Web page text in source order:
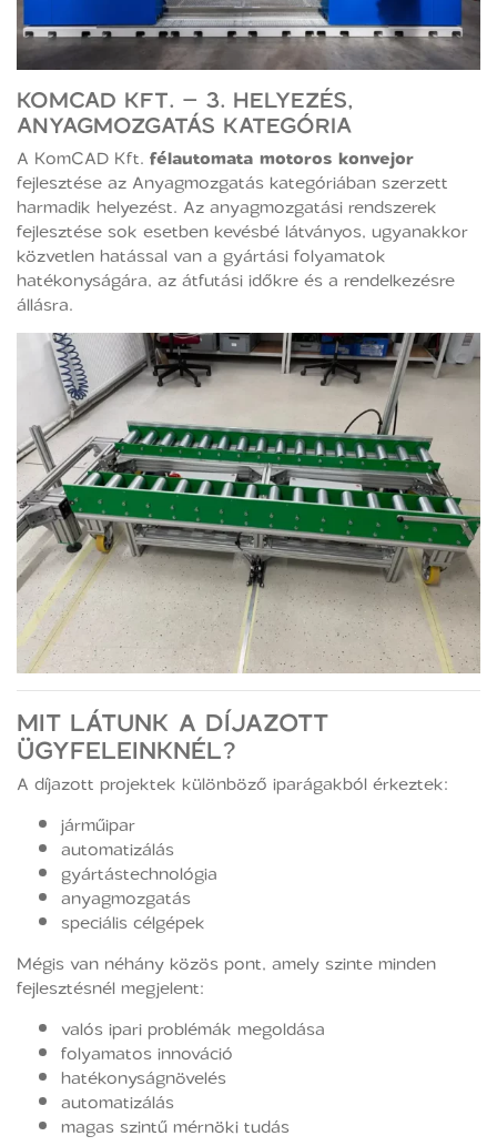
KOMCAD KFT. – 3. HELYEZÉS,
ANYAGMOZGATÁS KATEGÓRIA
A KomCAD Kft. félautomata motoros konvejor
fejlesztése az Anyagmozgatás kategóriában szerzett
harmadik helyezést. Az anyagmozgatási rendszerek
fejlesztése sok esetben kevésbé látványos, ugyanakkor
közvetlen hatással van a gyártási folyamatok
hatékonyságára, az átfutási időkre és a rendelkezésre
állásra.
MIT LÁTUNK A DÍJAZOTT
ÜGYFELEINKNÉL?
A díjazott projektek különböző iparágakból érkeztek:
járműipar
automatizálás
gyártástechnológia
anyagmozgatás
speciális célgépek
Mégis van néhány közös pont, amely szinte minden
fejlesztésnél megjelent:
valós ipari problémák megoldása
folyamatos innováció
hatékonyságnövelés
automatizálás
magas szintű mérnöki tudás